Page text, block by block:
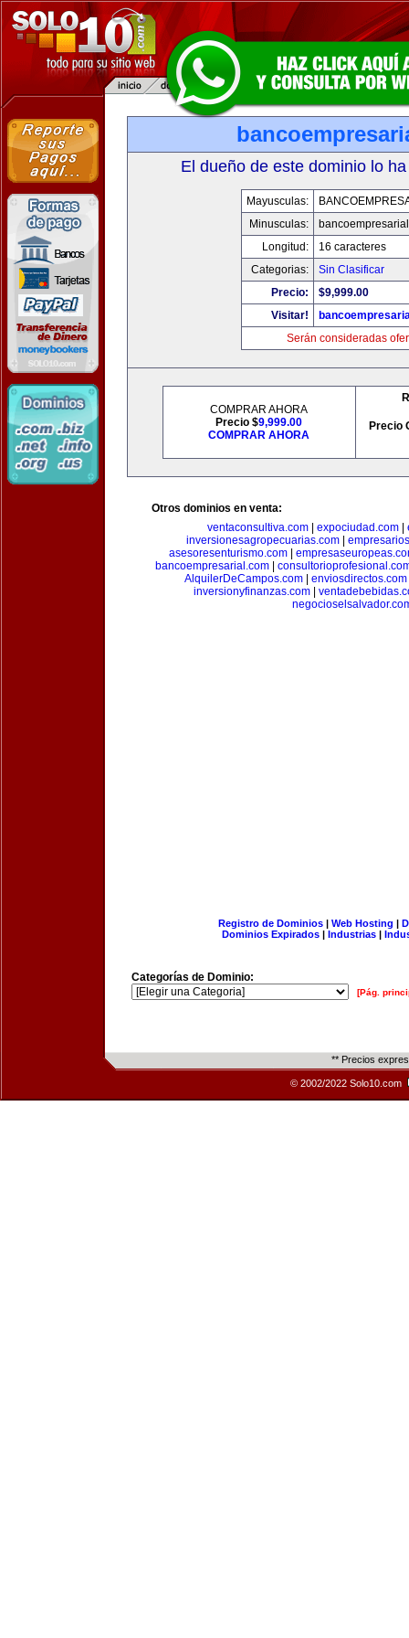
El dueño de este dominio lo
Mayusculas:
Minusculas:
Longitud:
16 caracteres
Categorias:
Sin Clasificar
Precio:
$9,999.00
Visitar!
Serán consideradas
COMPRAR AHORA
Precio $9,999.00
COMPRAR AHORA
Precio
Otros dominios en venta:
ventaconsultiva.com
expociudad.com
inversionesagropecuarias.com
asesoresenturismo.com|
bancoempresarial.com
AlquilerDeCampos.com
enviosdirectos.com
inversionyfinanzas.com|
Registro de Dominios| Web Hosting |
Dominios Expirados | Industrias |
Categorías de Dominio:
[Pág.
** Precios
© 2002/2022 Solo10.com